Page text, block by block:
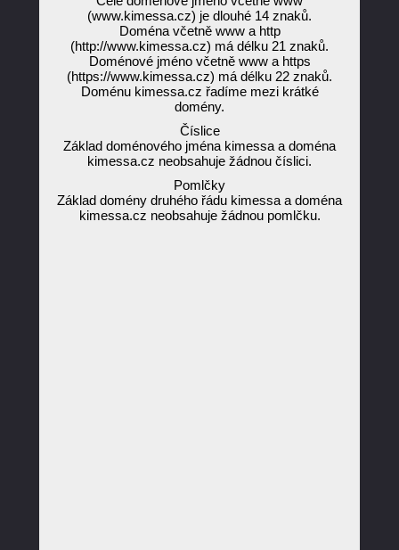
(www.kimessa.cz) je dlouhé 14 znaků.
Doména včetně www a http
(http://www.kimessa.cz) má délku 21 znaků.
Doménové jméno včetně www a https
(https://www.kimessa.cz) má délku 22 znaků.
Doménu kimessa.cz řadíme mezi krátké
domény.
Číslice
Základ doménového jména kimessa a doména
kimessa.cz neobsahuje žádnou číslici.
Pomlčky
Základ domény druhého řádu kimessa a doména
kimessa.cz neobsahuje žádnou pomlčku.